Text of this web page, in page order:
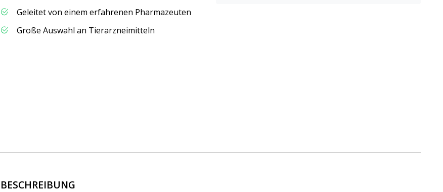
Geleitet von einem erfahrenen Pharmazeuten
Große Auswahl an Tierarzneimitteln
BESCHREIBUNG